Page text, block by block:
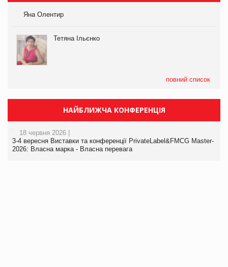
Яна Олентир
Тетяна Ільєнко
повний список
НАЙБЛИЖЧА КОНФЕРЕНЦІЯ
18 червня 2026 |
3-4 вересня Виставки та конференції PrivateLabel&FMCG Master-
2026: Власна марка - Власна перевага